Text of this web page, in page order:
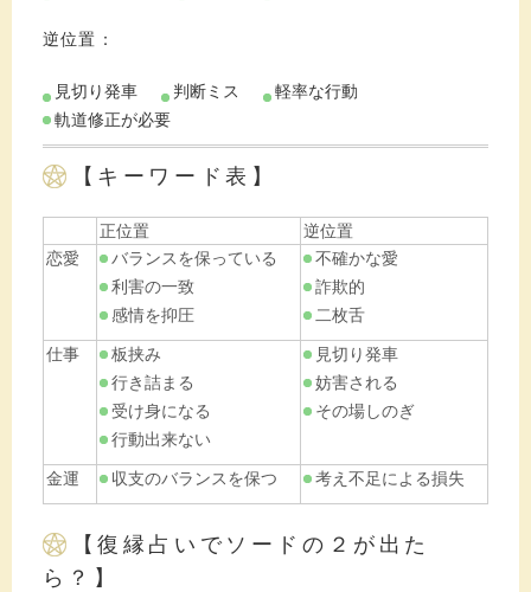
逆位置：
見切り発車 判断ミス
軽率な行動
軌道修正が必要
【キーワード表】
正位置
逆位置
恋愛
バランスを保っている
利害の一致
感情を抑圧
不確かな愛
詐欺的
二枚舌
仕事
板挟み
行き詰まる
受け身になる
行動出来ない
見切り発車
妨害される
その場しのぎ
金運 収支のバランスを保つ 考え不足による損失
【復縁占いでソードの２が出た
ら？】